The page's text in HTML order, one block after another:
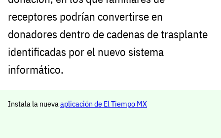
receptores podrían convertirse en
donadores dentro de cadenas de trasplante
identificadas por el nuevo sistema
informático.
Instala la nueva aplicación de El Tiempo MX